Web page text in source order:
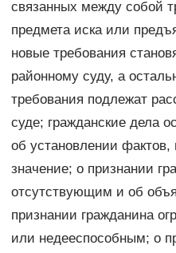
связанных между собой
предмета иска или
новые требования
районному суду, а
требования подлежат
суде; гражданские дела
об установлении
значение; о признании
отсутствующим и об
признании гражданина
или недееспособным; о